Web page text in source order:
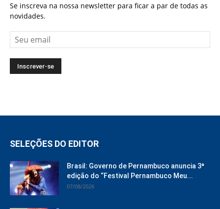
Se inscreva na nossa newsletter para ficar a par de todas as
novidades.
SELEÇÕES DO EDITOR
Brasil: Governo de Pernambuco anuncia 3ª
edição do “Festival Pernambuco Meu...
07/08/2026